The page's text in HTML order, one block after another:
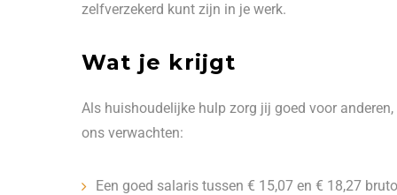
zelfverzekerd kunt zijn in je werk.
Wat je krijgt
Als huishoudelijke hulp zorg jij goed voor
ons verwachten:
Een goed salaris tussen € 15,07 en € 18,27